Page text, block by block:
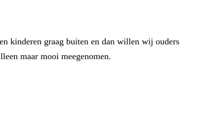
kinderen graag buiten en dan willen wij ouders
maar mooi meegenomen.